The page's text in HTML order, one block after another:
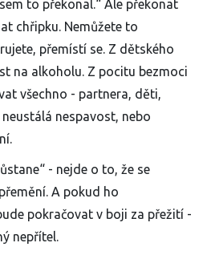
to překonal.“ Ale překonat
chřipku. Nemůžete to
přemístí se. Z dětského
na alkoholu. Z pocitu bezmoci
všechno - partnera, děti,
nespavost, nebo
- nejde o to, že se
A pokud ho
pokračovat v boji za přežití -
nepřítel.